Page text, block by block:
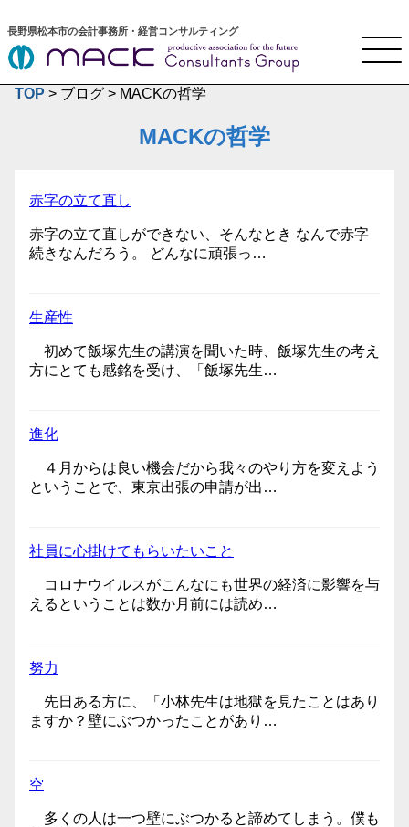
長野県松本市の会計事務所・経営コンサルティング
TOP > ブログ > MACKの哲学
MACKの哲学
赤字の立て直し
赤字の立て直しができない、そんなとき なんで赤字
続きなんだろう。 どんなに頑張っ…
生産性
初めて飯塚先生の講演を聞いた時、飯塚先生の考え
方にとても感銘を受け、「飯塚先生…
進化
４月からは良い機会だから我々のやり方を変えよう
ということで、東京出張の申請が出…
社員に心掛けてもらいたいこと
コロナウイルスがこんなにも世界の経済に影響を与
えるということは数か月前には読め…
努力
先日ある方に、「小林先生は地獄を見たことはあり
ますか？壁にぶつかったことがあり…
空
多くの人は一つ壁にぶつかると諦めてしまう。僕も